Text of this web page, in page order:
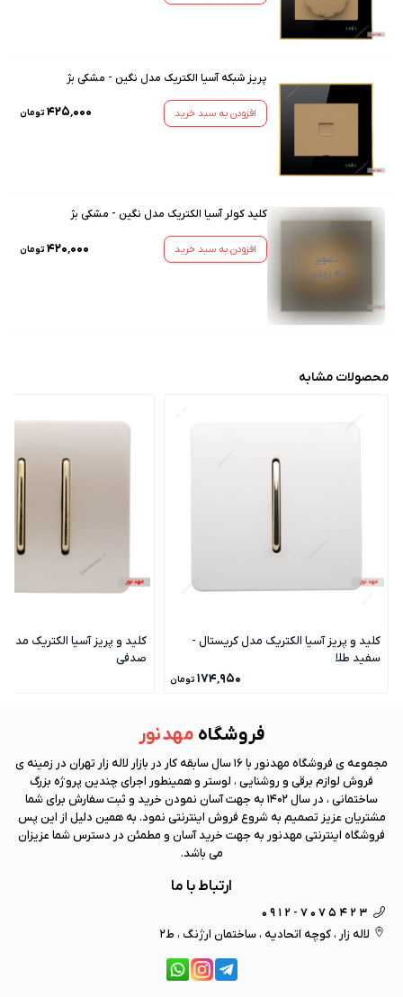
پریز شبکه آسیا الکتریک مدل نگین - مشکی بژ
افزودن به سبد خرید ۴۲۵٬۰۰۰ تومان
تصویر
به زودی
کلید کولر آسیا الکتریک مدل نگین - مشکی بژ
افزودن به سبد خرید ۴۲۰٬۰۰۰ تومان
محصولات مشابه
کلید و پریز آسیا الکتریک مدل کریستال -
سفید طلا
۱۷۴٬۹۵۰ تومان
کلید و پریز آسیا الکتریک مدل
صدفی
فروشگاه مهد نور
مجموعه ی فروشگاه مهد نور
با 16 سال سابقه کار در بازار لاله زار تهران در زمینه ی
فروش لوازم برقی و روشنایی ، لوستر و همینطور اجرای چندین پروژه بزرگ
ساختمانی ، در سال 1402 به جهت آسان نمودن خرید و ثبت سفارش برای شما
مشتریان عزیز تصمیم به شروع فروش اینترنتی نمود. به همین دلیل از این پس
فروشگاه اینترنتی مهد نور به جهت خرید آسان و مطمئن در دسترس شما عزیزان
می باشد.
ارتباط با ما
0912-7075423
لاله زار ، کوچه اتحادیه ، ساختمان ارژنگ ، ط2